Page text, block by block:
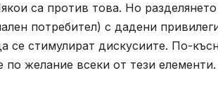
са против това. Но
потребител) с дадени
се стимулират дискусиите. По-
желание всеки от тези елементи.